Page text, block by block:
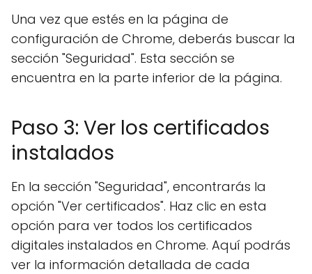
Una vez que estés en la página de
configuración de Chrome, deberás buscar la
sección "Seguridad". Esta sección se
encuentra en la parte inferior de la página.
Paso 3: Ver los certificados
instalados
En la sección "Seguridad", encontrarás la
opción "Ver certificados". Haz clic en esta
opción para ver todos los certificados
digitales instalados en Chrome. Aquí podrás
ver la información detallada de cada